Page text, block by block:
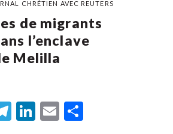
CHRÉTIEN AVEC REUTERS
de migrants
l’enclave
Melilla
Telegram
LinkedIn
Email